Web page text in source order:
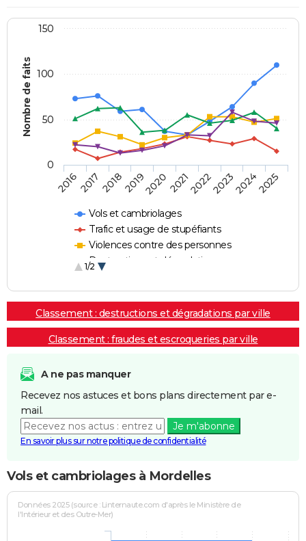
Nombre de faits
Vols et cambriolages
Trafic et usage de stupéfiants
Violences contre des personnes
Destructions et dégradations
1/2
2016201720182019202020212022202320242025
0
50
100
150
Classement : destructions et dégradations par ville
Classement : fraudes et escroqueries par ville
A ne pas manquer
Recevez nos astuces et bons plans directement par e-
mail.
Je m'abonne
En savoir plus sur notre politique de confidentialité
Vols et cambriolages à Mordelles
Données 2025 (source : Linternaute.com d'après le Ministère de
l'Intérieur et des Outre-Mer)